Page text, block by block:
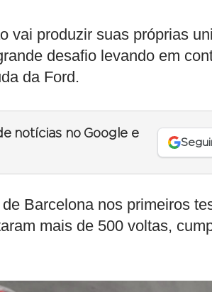
vai produzir suas próprias
desafio levando em
da Ford.
notícias no Google e
Barcelona nos primeiros
mais de 500 voltas,